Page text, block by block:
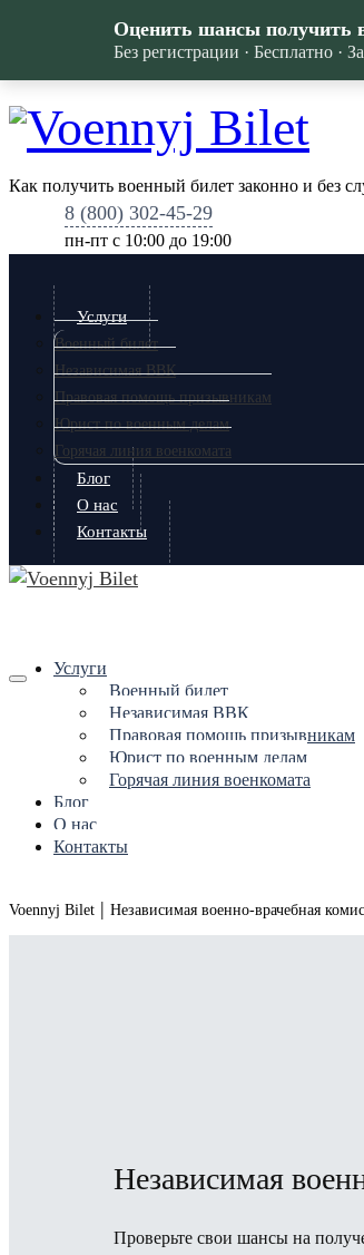
Как получить военный билет законно и без
8 (800) 302-45-29
пн-пт c 10:00 до 19:00
Услуги
Военный билет
Независимая ВВК
Правовая помощь призывникам
Юрист по военным делам
Горячая линия военкомата
Блог
О нас
Контакты
Услуги
Военный билет
Независимая ВВК
Правовая помощь призывникам
Юрист по военным делам
Горячая линия военкомата
Блог
О нас
Контакты
Voennyj Bilet | Независимая военно-врачебная
Независимая
Проверьте свои шансы на
Оценить шансы получить
Без регистрации · Бесплатно ·